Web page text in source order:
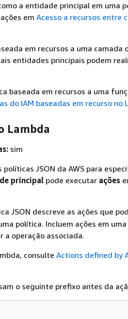
a entidade principal em uma
em Acesso a recursos entre
em recursos a uma camada
entidades principais podem
baseada em recursos a uma
do IAM baseadas em recurso no
Lambda
sim
JSON da AWS para
principal pode executar ações
JSON descreve as ações que
política. Incluem ações em
a operação associada.
consulte Actions defined by
o seguinte prefixo antes da